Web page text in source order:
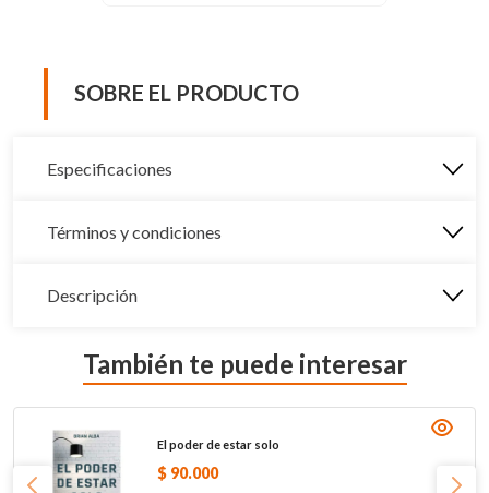
SOBRE EL PRODUCTO
Especificaciones
Términos y condiciones
Descripción
También te puede interesar
El poder de estar solo
$ 90.000